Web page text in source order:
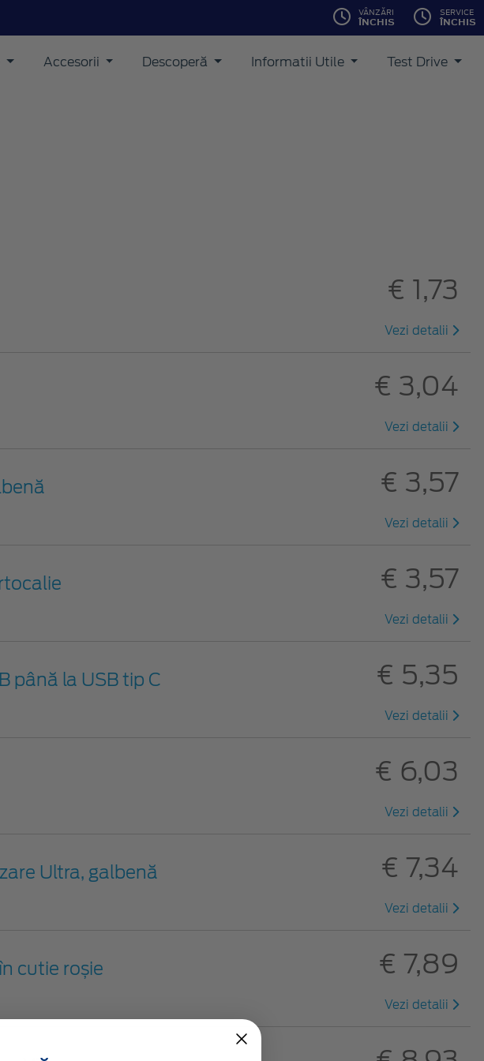
VÂNZĂRI
ÎNCHIS
SERVICE
ÎNCHIS
Accesorii Descoperă Informatii Utile Test Drive
€ 1,73
Vezi detalii
€ 3,04
Vezi detalii
€ 3,57
Vezi detalii
€ 3,57
Vezi detalii
până la USB tip C € 5,35
Vezi detalii
€ 6,03
Vezi detalii
Ultra, galbenă € 7,34
Vezi detalii
cutie roșie € 7,89
Vezi detalii